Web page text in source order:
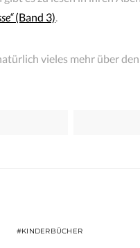
(Band 3).
vieles mehr über
KINDERBÜCHER